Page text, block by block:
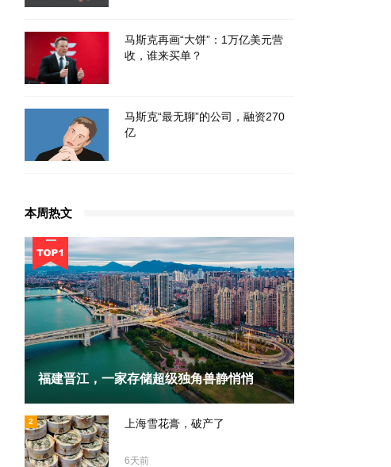
马斯克再画“大饼”：1万亿美元营
收，谁来买单？
马斯克“最无聊”的公司，融资270
亿
本周热文
福建晋江，一家存储超级独角兽静悄悄
5天前 上海雪花膏，破产了
6天前
2